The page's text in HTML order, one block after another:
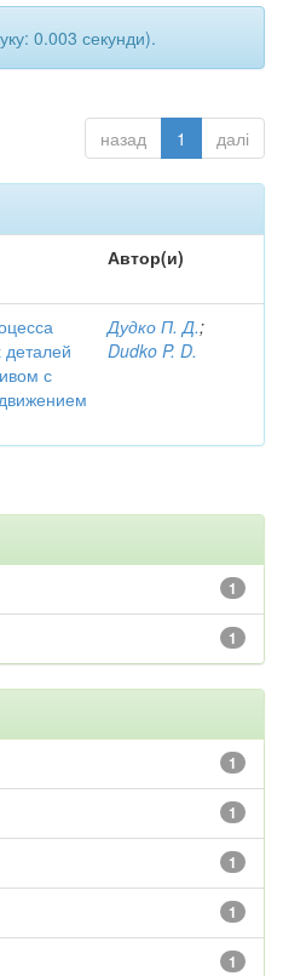
0.003 секунди).
назад 1 далі
Автор(и)
деталей
с
Дудко П. Д.;
Dudko P. D.
1
1
1
1
1
1
1